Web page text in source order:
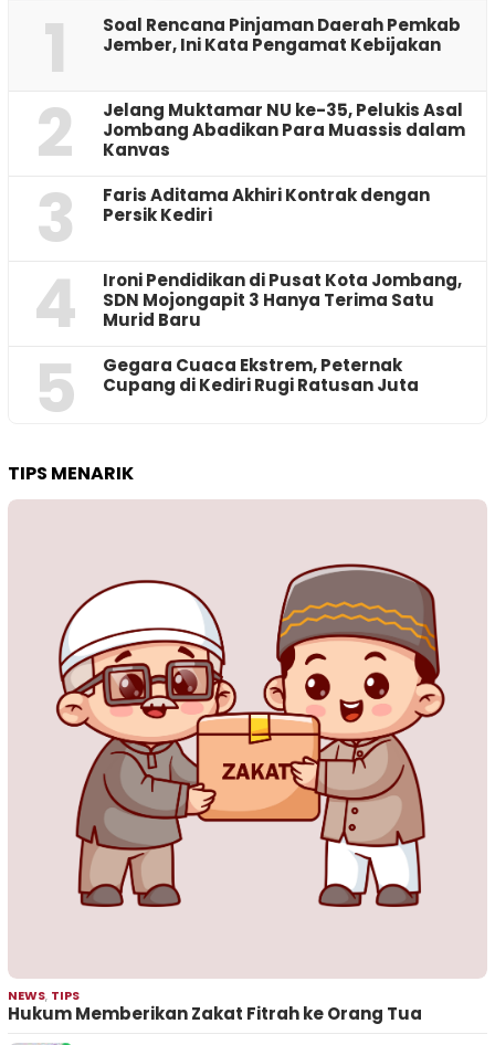
1
‎Soal Rencana Pinjaman Daerah Pemkab
Jember, Ini Kata Pengamat Kebijakan ‎
2
Jelang Muktamar NU ke-35, Pelukis Asal
Jombang Abadikan Para Muassis dalam
Kanvas
3
Faris Aditama Akhiri Kontrak dengan
Persik Kediri
4
Ironi Pendidikan di Pusat Kota Jombang,
SDN Mojongapit 3 Hanya Terima Satu
Murid Baru
5
‎Gegara Cuaca Ekstrem, Peternak
Cupang di Kediri Rugi Ratusan Juta
TIPS MENARIK
NEWS, TIPS
Hukum Memberikan Zakat Fitrah ke Orang Tua